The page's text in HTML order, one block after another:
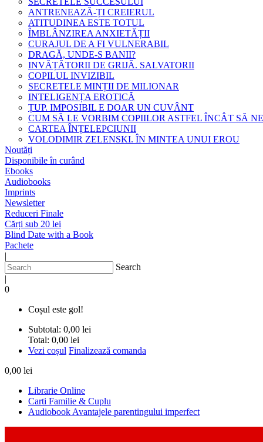
ANTRENEAZĂ-ȚI CREIERUL
ATITUDINEA ESTE TOTUL
ÎMBLÂNZIREA ANXIETĂȚII
CURAJUL DE A FI VULNERABIL
DRAGĂ, UNDE-S BANII?
INVĂȚĂTORII DE GRIJĂ. SALVATORII
COPILUL INVIZIBIL
SECRETELE MINȚII DE MILIONAR
INTELIGENȚA EROTICĂ
ȚUP. IMPOSIBIL E DOAR UN CUVÂNT
CUM SĂ LE VORBIM COPIILOR ASTFEL ÎNCÂT SĂ
CARTEA ÎNȚELEPCIUNII
VOLODIMIR ZELENSKI. ÎN MINTEA UNUI EROU
Noutăți
Disponibile în curând
Ebooks
Audiobooks
Imprints
Newsletter
Reduceri Finale
Cărți sub 20 lei
Blind Date with a Book
Pachete
|
Search
|
0
Coșul este gol!
Subtotal: 0,00 lei
Total: 0,00 lei
Vezi coșul Finalizează comanda
0,00 lei
Librarie Online
Carti Familie & Cuplu
Audiobook Avantajele parentingului imperfect